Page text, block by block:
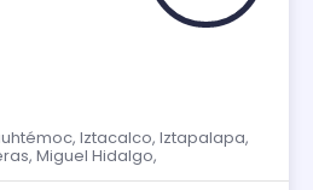
Iztacalco, Iztapalapa,
Miguel Hidalgo,